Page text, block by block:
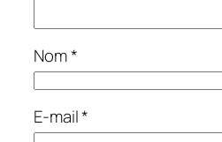
Nom*
E-mail*